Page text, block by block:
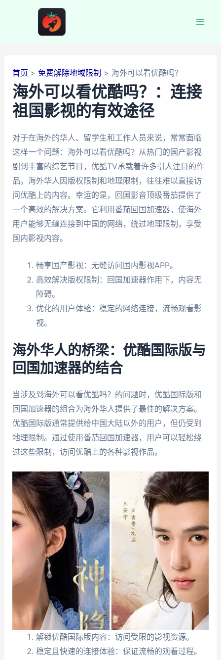
首页 免费解除地域限制 海外可以看优酷吗？
海外可以看优酷吗？：连接
祖国影视的有效途径
对于在海外的华人、留学生和工作人员来说，常常面临
这样一个问题：海外可以看优酷吗？从热门的国产影视
剧到丰富的综艺节目，优酷TV承载着许多引人注目的作
品。海外华人因版权限制和地理限制，往往难以直接访
问优酷上的内容。幸运的是，回国影音顶级番茄提供了
一个高效的解决方案。它利用番茄回国加速器，使海外
用户能够无缝连接到中国的网络，绕过地理限制，享受
国内影视内容。
畅享国产影视：无缝访问国内影视APP。
高效解决版权限制：回国加速器作用下，内容无
障碍。
优化的用户体验：稳定的网络连接，流畅观看影
视。
海外华人的桥梁：优酷国际版与
回国加速器的结合
当涉及到海外可以看优酷吗？的问题时，优酷国际版和
回国加速器的组合为海外华人提供了最佳的解决方案。
优酷国际版通常提供给中国大陆以外的用户，但仍受到
地理限制。通过使用番茄回国加速器，用户可以轻松绕
过这些限制，访问优酷上的各种影视作品。
解锁优酷国际版内容：访问受限的影视资源。
稳定且快速的连接体验：保证流畅的观看过程。